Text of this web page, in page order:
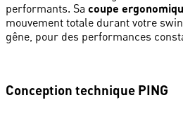
performants. Sa coupe
mouvement totale durant votre
gêne, pour des performances
Conception technique PING